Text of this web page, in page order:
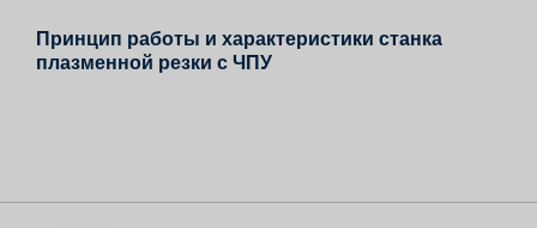
Принцип работы и характеристики станка
плазменной резки с ЧПУ